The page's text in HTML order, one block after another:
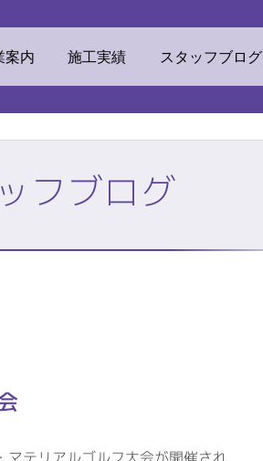
ビジネスドメイン
案内
ECOリフォーム
施工実績 スタッフブログ
念
建築資材
フブログ